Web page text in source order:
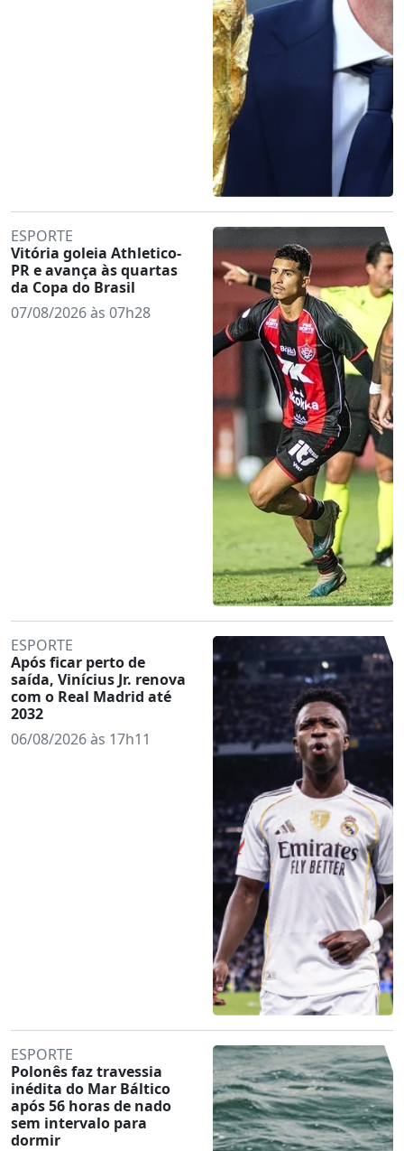
ESPORTE
Vitória goleia Athletico-
PR e avança às quartas
da Copa do Brasil
07/08/2026 às 07h28
ESPORTE
Após ficar perto de
saída, Vinícius Jr. renova
com o Real Madrid até
2032
06/08/2026 às 17h11
ESPORTE
Polonês faz travessia
inédita do Mar Báltico
após 56 horas de nado
sem intervalo para
dormir